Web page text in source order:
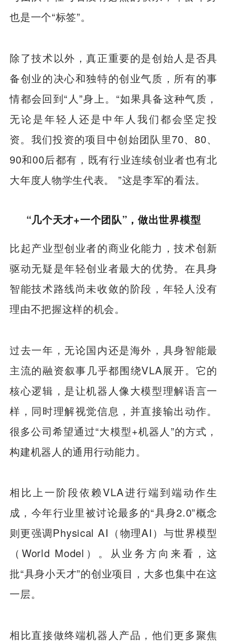
也是一个“标签”。
除了技术以外，真正重要的是创始人是否具
备创业的决心和独特的创业气质，所有的事
情都会回到“人”身上。“如果具备这种气质，
无论是年轻人还是中年人我们都会坚定投
资。我们投资的项目中创始团队里70、80、
90和00后都有，既有行业连续创业者也有北
大年度人物学生代表。 ”这是李军的看法。
“几个天才+一个团队”，做出世界模型
比起产业型创业者的商业化能力，技术创新
驱动无疑是年轻创业者最大的优势。在具身
智能技术路线尚未收敛的阶段，年轻人没有
理由不把握这样的机会。
过去一年，无论国内还是海外，具身智能最
主流的融资叙事几乎都围绕VLA展开。它的
核心逻辑，是让机器人像大模型理解语言一
样，同时理解视觉信息，并直接输出动作。
很多公司希望通过“大模型+机器人”的方式，
构建机器人的通用行动能力。
相比上一阶段依赖VLA进行端到端动作生
成，今年行业里被讨论最多的“具身2.0”概念
则更强调Physical AI（物理AI）与世界模型
（World Model）。从业务方向来看，这
批“具身小天才”的创业项目，大多也集中在这
一层。
相比直接做终端机器人产品，他们更多聚焦